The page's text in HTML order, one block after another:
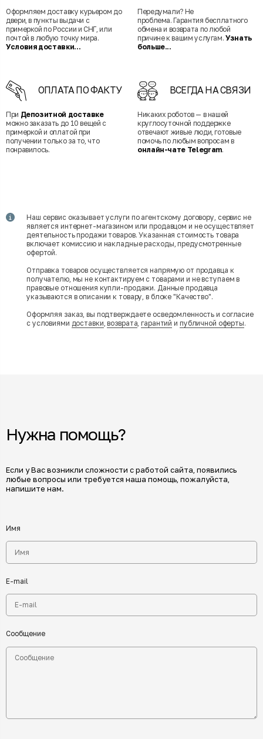
Оформляем доставку курьером до
двери, в пункты выдачи с
примеркой по России и СНГ, или
почтой в любую точку мира.
Условия доставки...
Передумали? Не
проблема. Гарантия бесплатного
обмена и возврата по любой
причине к вашим услугам. Узнать
больше...
ОПЛАТА ПО ФАКТУ
При Депозитной доставке
можно заказать до 10 вещей с
примеркой и оплатой при
получении только за то, что
понравилось.
ВСЕГДА НА СВЯЗИ
Никаких роботов — в нашей
круглосуточной поддержке
отвечают живые люди, готовые
помочь по любым вопросам в
онлайн-чате Telegram.
Наш сервис оказывает услуги по агентскому договору, сервис не
является интернет-магазином или продавцом и не осуществляет
деятельность продажи товаров. Указанная стоимость товара
включает комиссию и накладные расходы, предусмотренные
офертой.
Отправка товаров осуществляется напрямую от продавца к
получателю, мы не контактируем с товарами и не вступаем в
правовые отношения купли-продажи. Данные продавца
указываются в описании к товару, в блоке "Качество".
Оформляя заказ, вы подтверждаете осведомленность и согласие
с условиями доставки,возврата,гарантий и публичной оферты.
Нужна помощь?
Если у Вас возникли сложности с работой сайта, появились
любые вопросы или требуется наша помощь, пожалуйста,
напишите нам.
Имя
E-mail
Сообщение